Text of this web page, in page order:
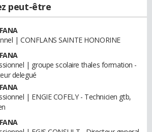
peut-être
| CONFLANS SAINTE HONORINE
| groupe scolaire thales formation -
delegué
| ENGIE COFELY - Technicien gtb,